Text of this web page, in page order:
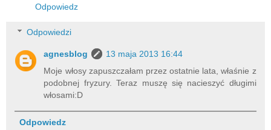
Odpowiedz
Odpowiedzi
agnesblog
13 maja 2013 16:44
Moje włosy zapuszczałam przez ostatnie lata, właśnie z
podobnej fryzury. Teraz muszę się nacieszyć długimi
włosami:D
Odpowiedz